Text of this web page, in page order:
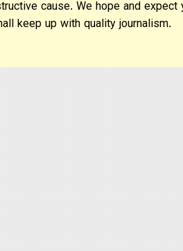
cause. We hope and
keep up with quality journalism.